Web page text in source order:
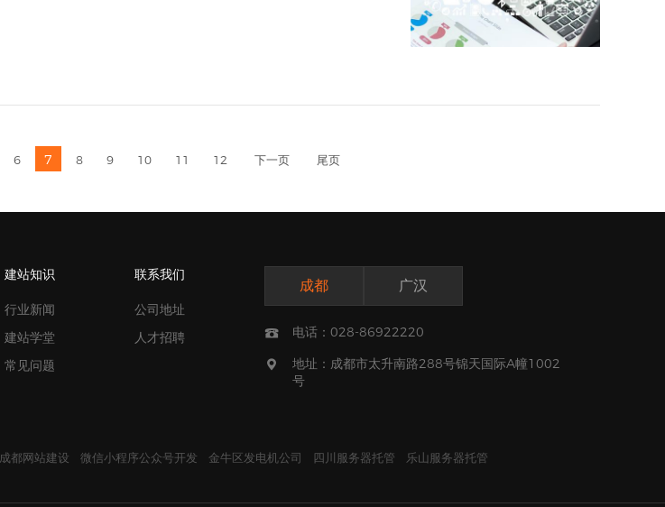
6 7 8 9 10 11 12 下一页 尾页
建站知识
行业新闻
建站学堂
常见问题
联系我们
公司地址
人才招聘
成都 广汉
 电话：028-86922220

地址：成都市太升南路288号锦天国际A幢1002
号
成都网站建设 微信小程序公众号开发 金牛区发电机公司 四川服务器托管 乐山服务器托管